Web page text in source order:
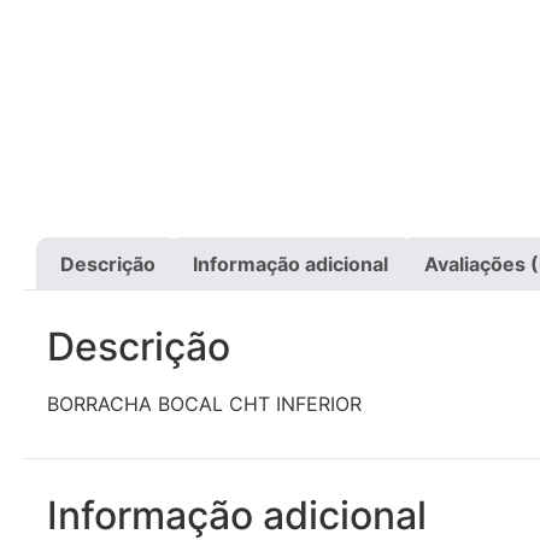
Descrição Informação adicional Avaliações
Descrição
BORRACHA BOCAL CHT INFERIOR
Informação adicional